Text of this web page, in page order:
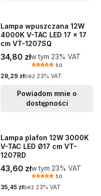
Lampa wpuszczana 12W
4000K V-TAC LED 17 x 17
cm VT-1207SQ
Cena brutto
34,80 złw tym %s VAT
w tym 23% VAT
5.0
Cena netto
28,29 złbez 23% VAT
Powiadom mnie o
dostępności
Lampa plafon 12W 3000K
V-TAC LED Ø17 cm VT-
1207RD
Cena brutto
43,60 złw tym %s VAT
w tym 23% VAT
5.0
Cena netto
35,45 złbez 23% VAT